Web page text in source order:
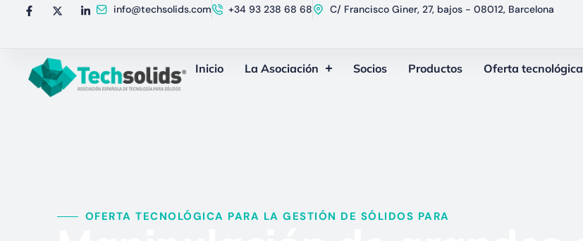
info@techsolids.com +34 93 238 68 68 C/ Francisco Giner, 27, bajos - 08012, Barcelona
Inicio La Asociación Socios Productos Oferta tecnológica
OFERTA TECNOLÓGICA PARA LA GESTIÓN DE SÓLIDOS PARA​